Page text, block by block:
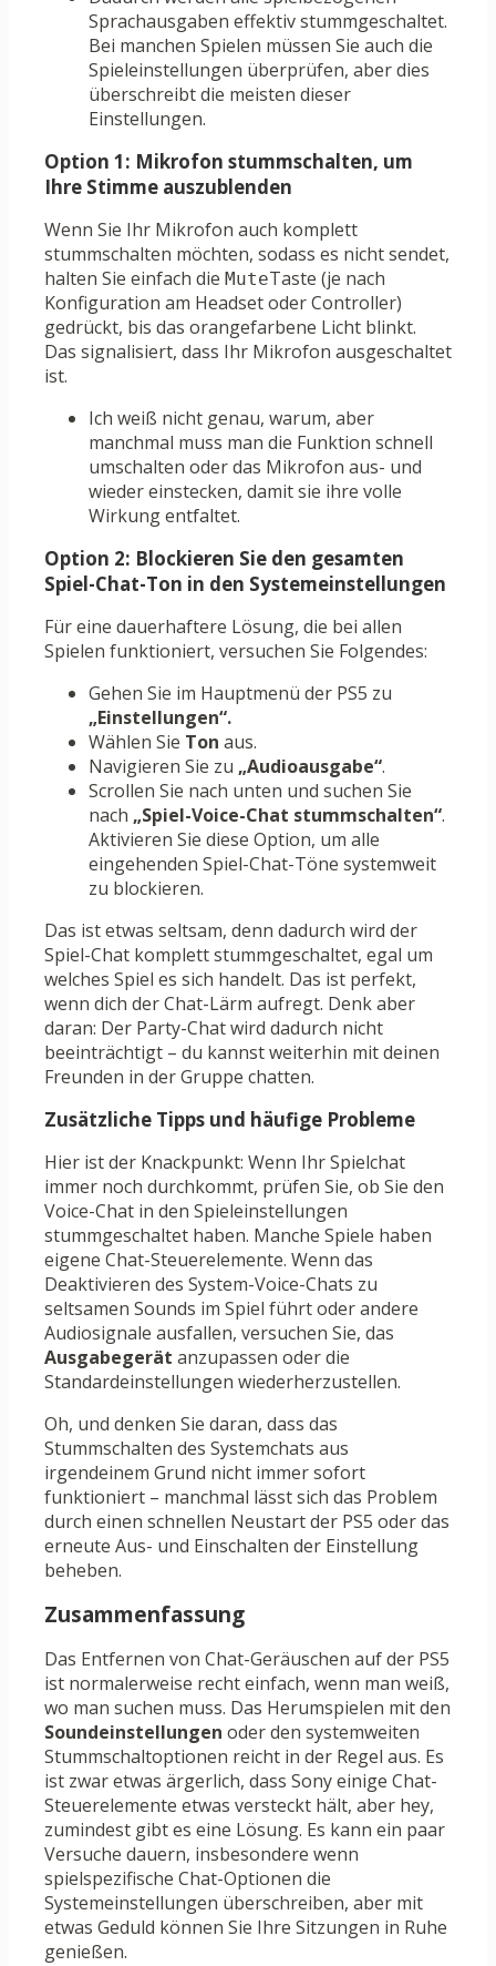
Sprachausgaben effektiv stummgeschaltet.
Bei manchen Spielen müssen Sie auch die
Spieleinstellungen überprüfen, aber dies
überschreibt die meisten dieser
Einstellungen.
Option 1: Mikrofon stummschalten, um
Ihre Stimme auszublenden
Wenn Sie Ihr Mikrofon auch komplett
stummschalten möchten, sodass es nicht sendet,
halten Sie einfach die MuteTaste (je nach
Konfiguration am Headset oder Controller)
gedrückt, bis das orangefarbene Licht blinkt.
Das signalisiert, dass Ihr Mikrofon ausgeschaltet
ist.
Ich weiß nicht genau, warum, aber
manchmal muss man die Funktion schnell
umschalten oder das Mikrofon aus- und
wieder einstecken, damit sie ihre volle
Wirkung entfaltet.
Option 2: Blockieren Sie den gesamten
Spiel-Chat-Ton in den Systemeinstellungen
Für eine dauerhaftere Lösung, die bei allen
Spielen funktioniert, versuchen Sie Folgendes:
Gehen Sie im Hauptmenü der PS5 zu
„Einstellungen“.
Wählen Sie Ton aus.
Navigieren Sie zu „Audioausgabe“.
Scrollen Sie nach unten und suchen Sie
nach „Spiel-Voice-Chat stummschalten“.
Aktivieren Sie diese Option, um alle
eingehenden Spiel-Chat-Töne systemweit
zu blockieren.
Das ist etwas seltsam, denn dadurch wird der
Spiel-Chat komplett stummgeschaltet, egal um
welches Spiel es sich handelt. Das ist perfekt,
wenn dich der Chat-Lärm aufregt. Denk aber
daran: Der Party-Chat wird dadurch nicht
beeinträchtigt – du kannst weiterhin mit deinen
Freunden in der Gruppe chatten.
Zusätzliche Tipps und häufige Probleme
Hier ist der Knackpunkt: Wenn Ihr Spielchat
immer noch durchkommt, prüfen Sie, ob Sie den
Voice-Chat in den Spieleinstellungen
stummgeschaltet haben. Manche Spiele haben
eigene Chat-Steuerelemente. Wenn das
Deaktivieren des System-Voice-Chats zu
seltsamen Sounds im Spiel führt oder andere
Audiosignale ausfallen, versuchen Sie, das
Ausgabegerät anzupassen oder die
Standardeinstellungen wiederherzustellen.
Oh, und denken Sie daran, dass das
Stummschalten des Systemchats aus
irgendeinem Grund nicht immer sofort
funktioniert – manchmal lässt sich das Problem
durch einen schnellen Neustart der PS5 oder das
erneute Aus- und Einschalten der Einstellung
beheben.
Zusammenfassung
Das Entfernen von Chat-Geräuschen auf der PS5
ist normalerweise recht einfach, wenn man weiß,
wo man suchen muss. Das Herumspielen mit den
Soundeinstellungen oder den systemweiten
Stummschaltoptionen reicht in der Regel aus. Es
ist zwar etwas ärgerlich, dass Sony einige Chat-
Steuerelemente etwas versteckt hält, aber hey,
zumindest gibt es eine Lösung. Es kann ein paar
Versuche dauern, insbesondere wenn
spielspezifische Chat-Optionen die
Systemeinstellungen überschreiben, aber mit
etwas Geduld können Sie Ihre Sitzungen in Ruhe
genießen.